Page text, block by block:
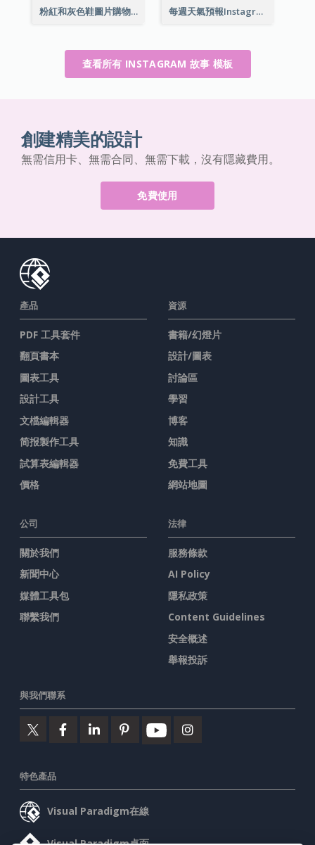
粉紅和灰色鞋圖片購物中心Instagram限時動態 每週天氣預報Instagram限時動態
查看所有 INSTAGRAM 故事 模板
創建精美的設計
無需信用卡、無需合同、無需下載，沒有隱藏費用。
免費使用
產品
PDF 工具套件
翻頁書本
圖表工具
設計工具
文檔編輯器
简报製作工具
試算表編輯器
價格
資源
書籍/幻燈片
設計/圖表
討論區
學習
博客
知識
免費工具
網站地圖
公司
關於我們
新聞中心
媒體工具包
聯繫我們
法律
服務條款
AI Policy
隱私政策
Content Guidelines
安全概述
舉報投訴
與我們聯系
特色產品
Visual Paradigm在線